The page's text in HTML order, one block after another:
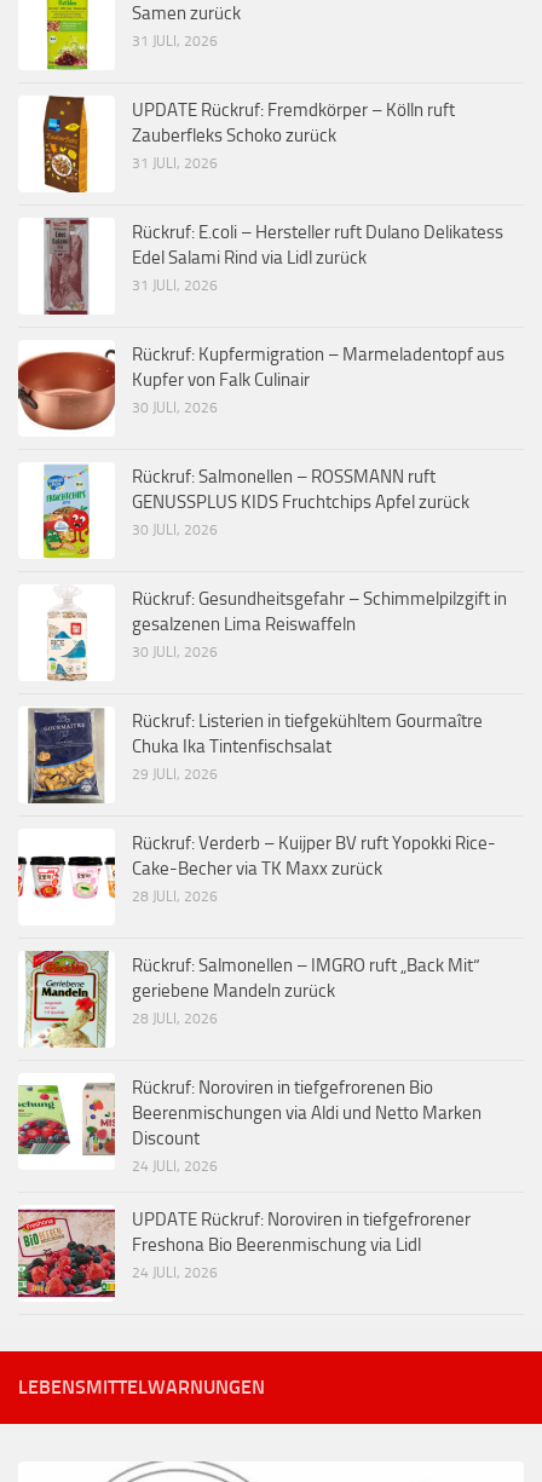
Samen zurück
31 JULI, 2026
UPDATE Rückruf: Fremdkörper – Kölln ruft
Zauberfleks Schoko zurück
31 JULI, 2026
Rückruf: E.coli – Hersteller ruft Dulano Delikatess
Edel Salami Rind via Lidl zurück
31 JULI, 2026
Rückruf: Kupfermigration – Marmeladentopf aus
Kupfer von Falk Culinair
30 JULI, 2026
Rückruf: Salmonellen – ROSSMANN ruft
GENUSSPLUS KIDS Fruchtchips Apfel zurück
30 JULI, 2026
Rückruf: Gesundheitsgefahr – Schimmelpilzgift in
gesalzenen Lima Reiswaffeln
30 JULI, 2026
Rückruf: Listerien in tiefgekühltem Gourmaître
Chuka Ika Tintenfischsalat
29 JULI, 2026
Rückruf: Verderb – Kuijper BV ruft Yopokki Rice-
Cake-Becher via TK Maxx zurück
28 JULI, 2026
Rückruf: Salmonellen – IMGRO ruft „Back Mit“
geriebene Mandeln zurück
28 JULI, 2026
Rückruf: Noroviren in tiefgefrorenen Bio
Beerenmischungen via Aldi und Netto Marken
Discount
24 JULI, 2026
UPDATE Rückruf: Noroviren in tiefgefrorener
Freshona Bio Beerenmischung via Lidl
24 JULI, 2026
LEBENSMITTELWARNUNGEN